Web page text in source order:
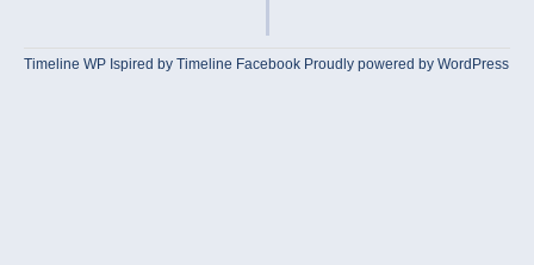
Timeline WP Ispired byTimeline Facebook Proudly powered by WordPress